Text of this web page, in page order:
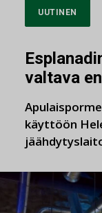
UUTINEN
valtava
käyttöön